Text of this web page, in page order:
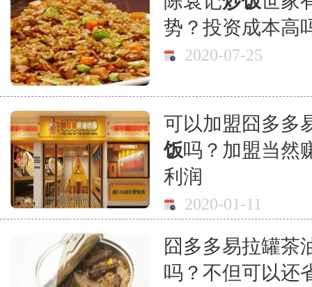
势？投资成本高
2020-07-25
可以加盟囧多多
饭吗？加盟当然
利润
2020-01-11
囧多多易拉罐茶
吗？不但可以还